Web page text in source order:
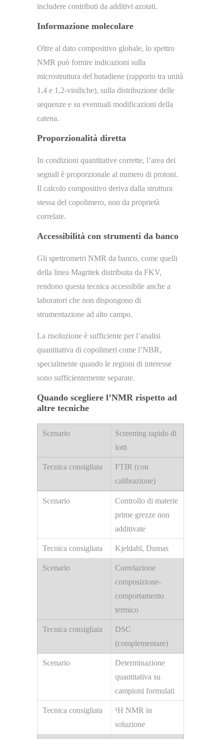
includere contributi da additivi azotati.
Informazione molecolare
Oltre al dato compositivo globale, lo spettro
NMR può fornire indicazioni sulla
microstruttura del butadiene (rapporto tra unità
1,4 e 1,2-viniliche), sulla distribuzione delle
sequenze e su eventuali modificazioni della
catena.
Proporzionalità diretta
In condizioni quantitative corrette, l’area dei
segnali è proporzionale al numero di protoni.
Il calcolo compositivo deriva dalla struttura
stessa del copolimero, non da proprietà
correlate.
Accessibilità con strumenti da banco
Gli spettrometri NMR da banco, come quelli
della linea Magritek distribuita da FKV,
rendono questa tecnica accessibile anche a
laboratori che non dispongono di
strumentazione ad alto campo.
La risoluzione è sufficiente per l’analisi
quantitativa di copolimeri come l’NBR,
specialmente quando le regioni di interesse
sono sufficientemente separate.
Quando scegliere l’NMR rispetto ad
altre tecniche
Screening rapido di
lotti
FTIR (con
calibrazione)
Controllo di materie
prime grezze non
additivate
Kjeldahl, Dumas
Correlazione
composizione-
comportamento
termico
DSC
(complementare)
Determinazione
quantitativa su
campioni formulati
¹H NMR in
soluzione